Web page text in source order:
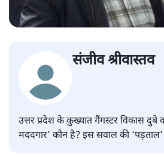
संजीव श्रीवास्तव
उत्तर प्रदेश के कुख्यात गैंगस्टर विकास दुबे
मददगार’ कौन है? इस सवाल की